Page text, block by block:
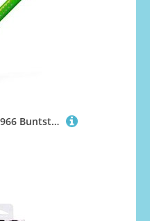
FABER-CASTELL 110966 Buntstift Jumbo Grip grasgrün